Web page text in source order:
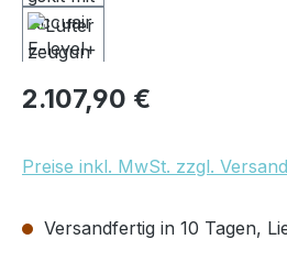
Regulärer Preis:
2.107,90 €
Preise inkl. MwSt. zzgl.
Versandfertig in 10 Tagen,